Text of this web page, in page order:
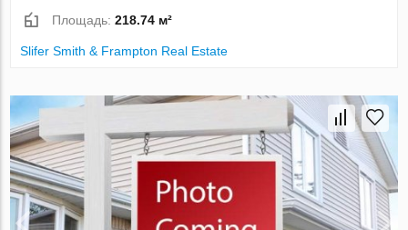
Площадь:218.74 м²
Slifer Smith & Frampton Real Estate